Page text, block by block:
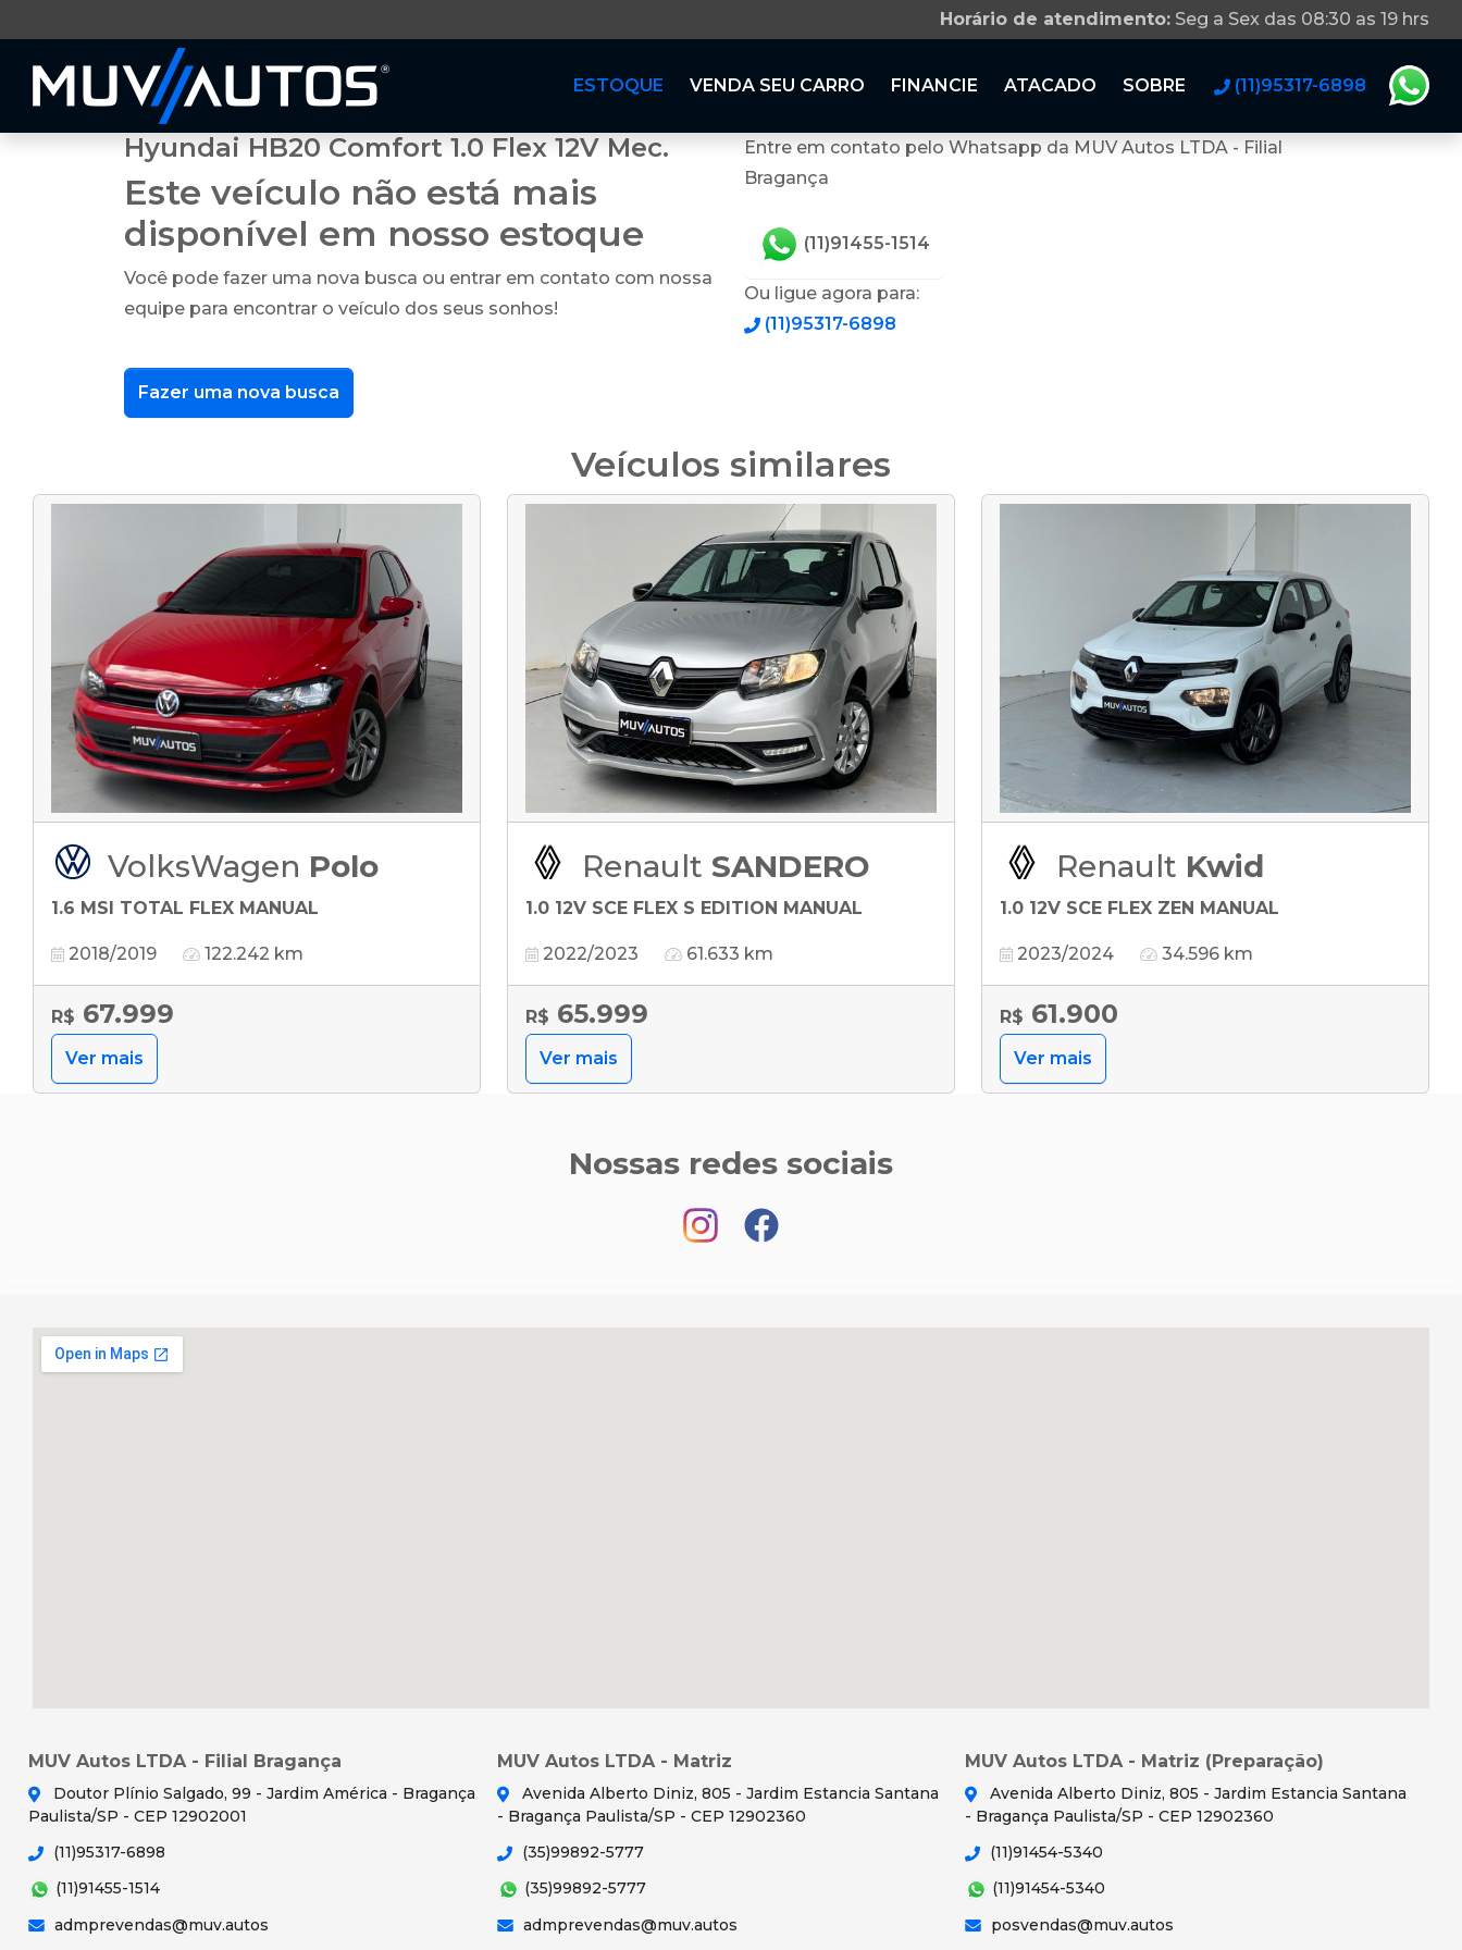
Horário de atendimento: Seg a Sex das 08:30 as 19 hrs
ESTOQUE VENDA SEU CARRO FINANCIE ATACADO SOBRE (11)95317-6898
Hyundai HB20 Comfort 1.0 Flex 12V Mec.
Este veículo não está mais
disponível em nosso estoque
Você pode fazer uma nova busca ou entrar em contato com nossa
equipe para encontrar o veículo dos seus sonhos!
Fazer uma nova busca
Entre em contato pelo Whatsapp da MUV Autos LTDA - Filial
Bragança
(11)91455-1514
Ou ligue agora para:
(11)95317-6898
Veículos similares
VolksWagen Polo
1.6 MSI TOTAL FLEX MANUAL
2018/2019 122.242 km
R$ 67.999
Ver mais
Renault SANDERO
1.0 12V SCE FLEX S EDITION MANUAL
2022/2023 61.633 km
R$ 65.999
Ver mais
Renault Kwid
1.0 12V SCE FLEX ZEN MANUAL
2023/2024 34.596 km
R$ 61.900
Ver mais
Nossas redes sociais
MUV Autos LTDA - Filial Bragança
Doutor Plínio Salgado, 99 - Jardim América - Bragança
Paulista/SP - CEP 12902001
(11)95317-6898
(11)91455-1514
admprevendas@muv.autos
MUV Autos LTDA - Matriz
Avenida Alberto Diniz, 805 - Jardim Estancia Santana
- Bragança Paulista/SP - CEP 12902360
(35)99892-5777
(35)99892-5777
admprevendas@muv.autos
MUV Autos LTDA - Matriz (Preparação)
Avenida Alberto Diniz, 805 - Jardim Estancia Santana
- Bragança Paulista/SP - CEP 12902360
(11)91454-5340
(11)91454-5340
posvendas@muv.autos